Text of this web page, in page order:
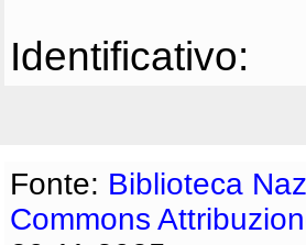
Identificativo:
Fonte: Biblioteca
Commons